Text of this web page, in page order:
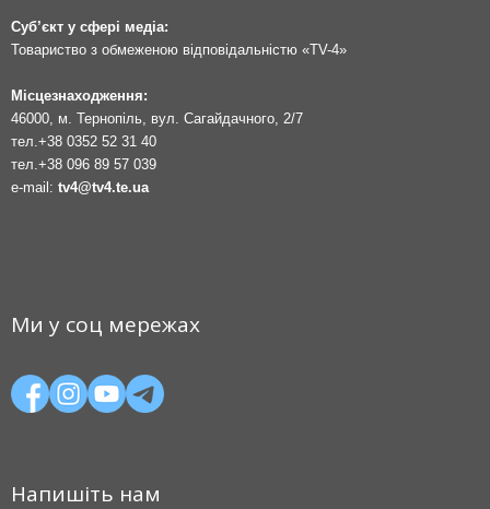
Суб’єкт у сфері медіа:
Товариство з обмеженою відповідальністю «TV-4»
Місцезнаходження:
46000, м. Тернопіль, вул. Сагайдачного, 2/7
тел. +38 0352 52 31 40
тел. +38 096 89 57 039
e-mail: tv4@tv4.te.ua
Ми у соц мережах
Напишіть нам